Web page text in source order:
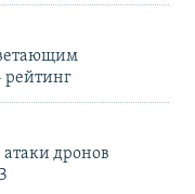
рейтинг
атаки дронов